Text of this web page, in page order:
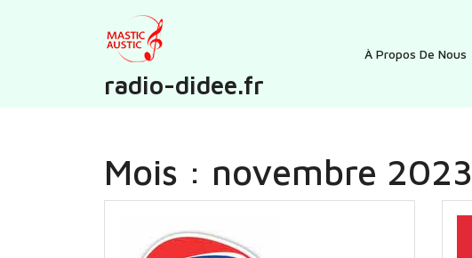
radio-didee.fr
À Propos De Nous
Mois : novembre 2023